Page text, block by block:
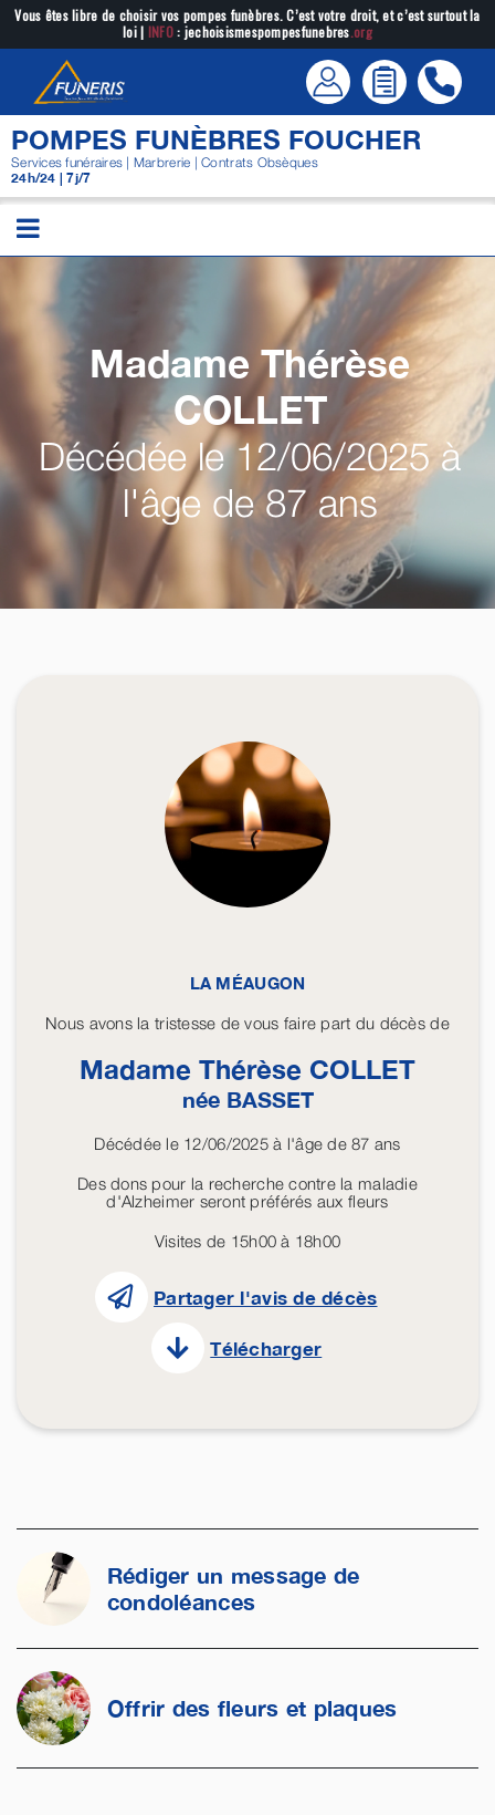
Passer
contenu
Vous êtes libre de choisir vos pompes funèbres. C’est votre droit, et c’est surtout la
loi | INFO: jechoisismespompesfunebres.org
POMPES FUNÈBRES FOUCHER
Services funéraires | Marbrerie | Contrats Obsèques
24h/24 | 7j/7
Madame Thérèse
COLLET
Décédée le 12/06/2025 à
l'âge de 87 ans
LA MÉAUGON
Nous avons la tristesse de vous faire part du décès de
Madame Thérèse COLLET
née BASSET
Décédée le 12/06/2025 à l'âge de 87 ans
Des dons pour la recherche contre la maladie
d'Alzheimer seront préférés aux fleurs
Visites de 15h00 à 18h00
Partager l'avis de décès
Télécharger
Rédiger un message de
condoléances
Offrir des fleurs et plaques